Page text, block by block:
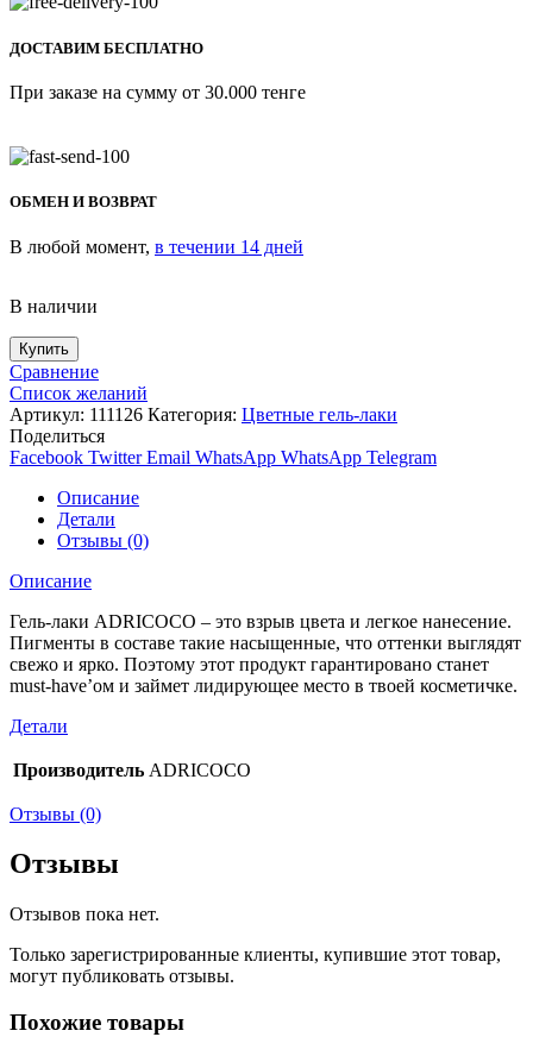
ДОСТАВИМ БЕСПЛАТНО
При заказе на сумму от 30.000 тенге
ОБМЕН И ВОЗВРАТ
В любой момент, в течении 14 дней
В наличии
Купить
Сравнение
Список желаний
Артикул: 111126 Категория: Цветные гель-лаки
Поделиться
Facebook Twitter Email WhatsApp WhatsApp Telegram
Описание
Детали
Отзывы (0)
Описание
Гель-лаки ADRICOCO – это взрыв цвета и легкое нанесение.
Пигменты в составе такие насыщенные, что оттенки выглядят
свежо и ярко. Поэтому этот продукт гарантировано станет
must-have’ом и займет лидирующее место в твоей косметичке.
Детали
Производитель ADRICOCO
Отзывы (0)
Отзывы
Отзывов пока нет.
Только зарегистрированные клиенты, купившие этот товар,
могут публиковать отзывы.
Похожие товары